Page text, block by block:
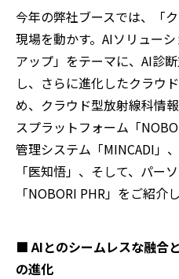
今年の弊社ブースでは、「
現場を動かす。AIソリュー
アップ」をテーマに、AI診
し、さらに進化したクラウ
め、クラウド型放射線科情
スプラットフォーム「
管理システム「MINCADI」
「医知悟」、そして、パー
「NOBORI PHR」をご紹介
■ AIとのシームレスな融合
の進化